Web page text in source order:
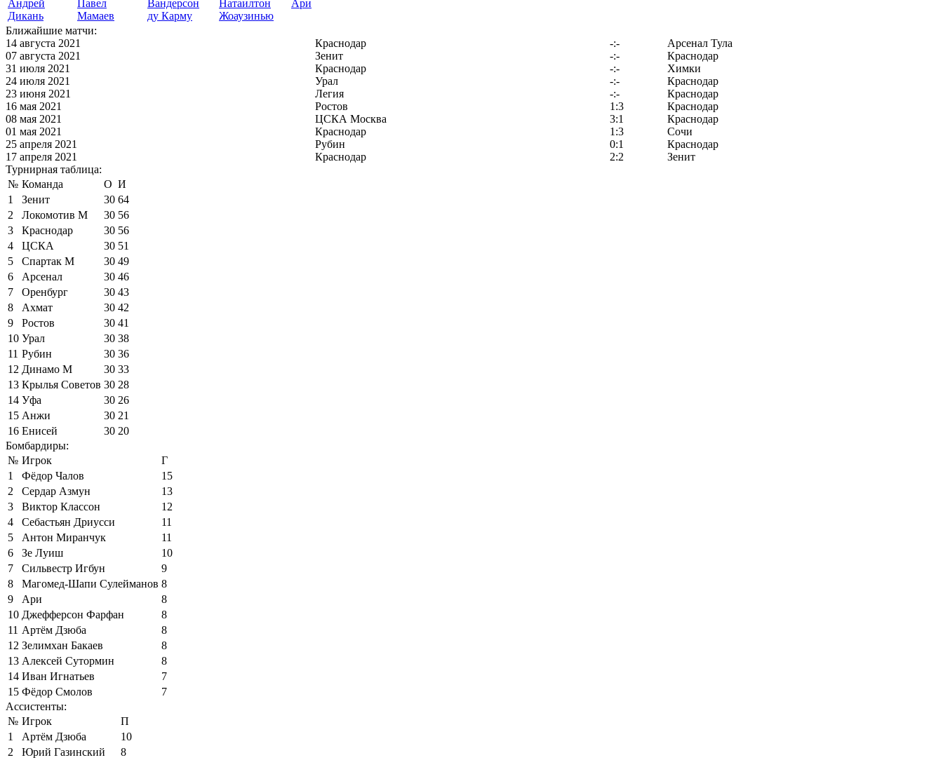
Андрей
Дикань
Павел
Мамаев
Вандерсон
ду Карму
Натаилтон
Жоаузинью
Ари
Ближайшие матчи:
14 августа 2021
Краснодар -:-
Арсенал Тула
07 августа 2021
Зенит -:-
Краснодар
31 июля 2021
Краснодар -:-
Химки
24 июля 2021
Урал -:-
Краснодар
23 июня 2021
Легия -:-
Краснодар
16 мая 2021
Ростов 1:3
Краснодар
08 мая 2021
ЦСКА Москва 3:1
Краснодар
01 мая 2021
Краснодар 1:3
Сочи
25 апреля 2021
Рубин 0:1
Краснодар
17 апреля 2021
Краснодар 2:2
Зенит
Турнирная таблица:
№ Команда О И
1
Зенит 30 64
2
Локомотив М 30 56
3
Краснодар 30 56
4
ЦСКА 30 51
5
Спартак М 30 49
6
Арсенал 30 46
7
Оренбург 30 43
8
Ахмат 30 42
9
Ростов 30 41
10 Урал 30 38
11 Рубин 30 36
12 Динамо М 30 33
13 Крылья Советов 30 28
14 Уфа 30 26
15 Анжи 30 21
16 Енисей 30 20
Бомбардиры:
№ Игрок
Г
1
Фёдор Чалов
15
2
Сердар Азмун
13
3
Виктор Классон
12
4
Себастьян Дриусси
11
5
Антон Миранчук
11
6
Зе Луиш
10
7
Сильвестр Игбун
9
8
Магомед-Шапи Сулейманов 8
9
Ари
8
10 Джефферсон Фарфан
8
11 Артём Дзюба
8
12 Зелимхан Бакаев
8
13 Алексей Сутормин
8
14 Иван Игнатьев
7
15 Фёдор Смолов
7
Ассистенты:
№ Игрок
П
1
Артём Дзюба
10
2
Юрий Газинский
8